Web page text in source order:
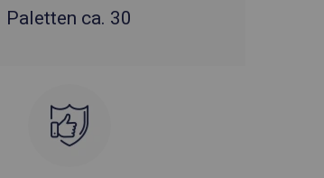
Paletten ca. 30